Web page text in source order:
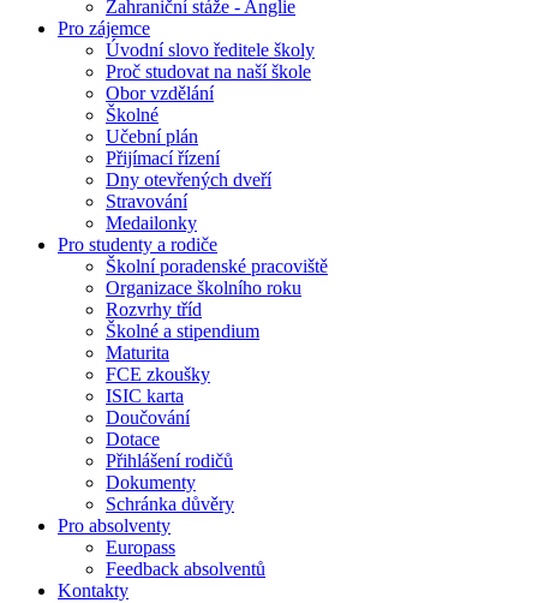
Zahraniční stáže - Anglie
Pro zájemce
Úvodní slovo ředitele školy
Proč studovat na naší škole
Obor vzdělání
Školné
Učební plán
Přijímací řízení
Dny otevřených dveří
Stravování
Medailonky
Pro studenty a rodiče
Školní poradenské pracoviště
Organizace školního roku
Rozvrhy tříd
Školné a stipendium
Maturita
FCE zkoušky
ISIC karta
Doučování
Dotace
Přihlášení rodičů
Dokumenty
Schránka důvěry
Pro absolventy
Europass
Feedback absolventů
Kontakty